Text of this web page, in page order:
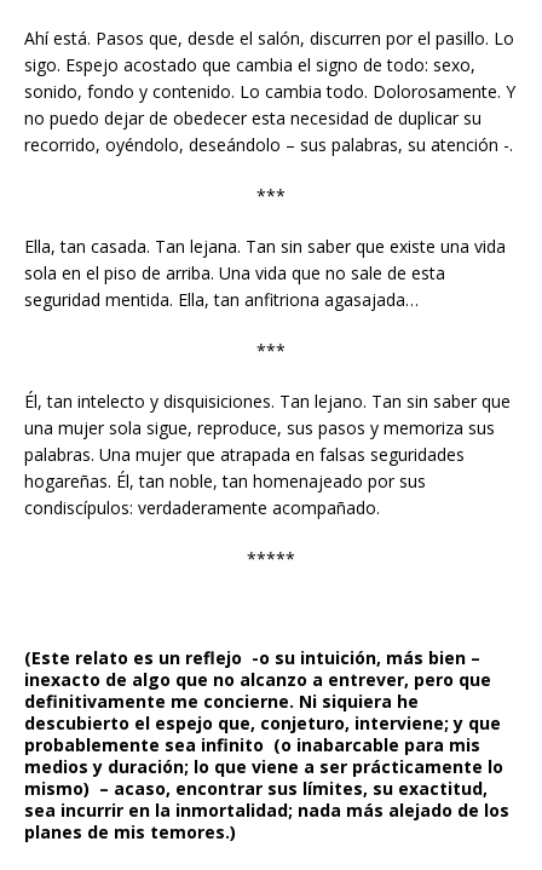
Ahí está. Pasos que, desde el salón, discurren por el pasillo. Lo
sigo. Espejo acostado que cambia el signo de todo: sexo,
sonido, fondo y contenido. Lo cambia todo. Dolorosamente. Y
no puedo dejar de obedecer esta necesidad de duplicar su
recorrido, oyéndolo, deseándolo – sus palabras, su atención -.
***
Ella, tan casada. Tan lejana. Tan sin saber que existe una vida
sola en el piso de arriba. Una vida que no sale de esta
seguridad mentida. Ella, tan anfitriona agasajada…
***
Él, tan intelecto y disquisiciones. Tan lejano. Tan sin saber que
una mujer sola sigue, reproduce, sus pasos y memoriza sus
palabras. Una mujer que atrapada en falsas seguridades
hogareñas. Él, tan noble, tan homenajeado por sus
condiscípulos: verdaderamente acompañado.
*****
(Este relato es un reflejo -o su intuición, más bien –
inexacto de algo que no alcanzo a entrever, pero que
definitivamente me concierne. Ni siquiera he
descubierto el espejo que, conjeturo, interviene; y que
probablemente sea infinito (o inabarcable para mis
medios y duración; lo que viene a ser prácticamente lo
mismo) – acaso, encontrar sus límites, su exactitud,
sea incurrir en la inmortalidad; nada más alejado de los
planes de mis temores.)